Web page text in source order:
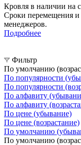
Кровля в наличии на
Сроки перемещения и
менеджеров.
Подробнее
Фильтр
По умолчанию
По популярности
По популярности
По алфавиту
По алфавиту
По цене (убывание)
По цене (возрастание)
По умолчанию
По умолчанию